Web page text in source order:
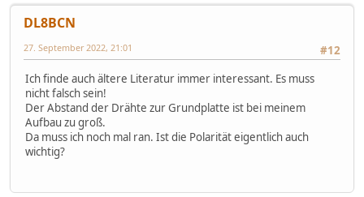
DL8BCN
#12
27. September 2022, 21:01
Ich finde auch ältere Literatur immer interessant. Es muss
nicht falsch sein!
Der Abstand der Drähte zur Grundplatte ist bei meinem
Aufbau zu groß.
Da muss ich noch mal ran. Ist die Polarität eigentlich auch
wichtig?